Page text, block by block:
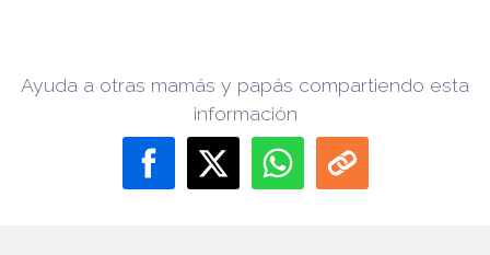
Ayuda a otras mamás y papás compartiendo esta
información